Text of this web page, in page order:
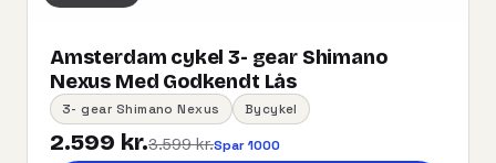
Amsterdam cykel 3- gear Shimano
Nexus Med Godkendt Lås
3- gear Shimano Nexus Bycykel
2.599 kr.3.599 kr.Spar 1000